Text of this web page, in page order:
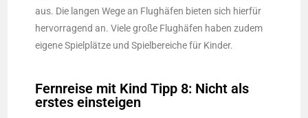
aus. Die langen Wege an Flughäfen bieten sich hierfür
hervorragend an. Viele große Flughäfen haben zudem
eigene Spielplätze und Spielbereiche für Kinder.
Fernreise mit Kind Tipp 8: Nicht als
erstes einsteigen